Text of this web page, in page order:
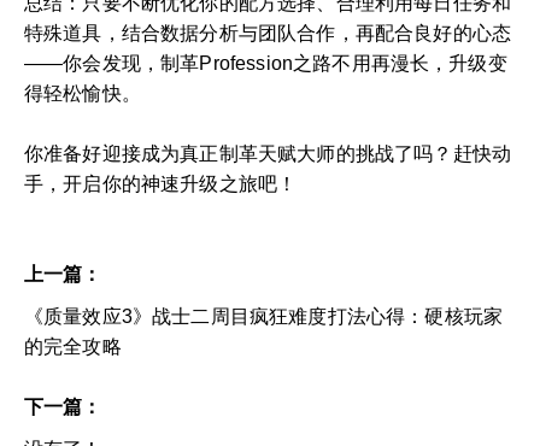
特殊道具，结合数据分析与团队合作，再配合良好的心态
——你会发现，制革Profession之路不用再漫长，升级变
得轻松愉快。
你准备好迎接成为真正制革天赋大师的挑战了吗？赶快动
手，开启你的神速升级之旅吧！
上一篇：
《质量效应3》战士二周目疯狂难度打法心得：硬核玩家
的完全攻略
下一篇：